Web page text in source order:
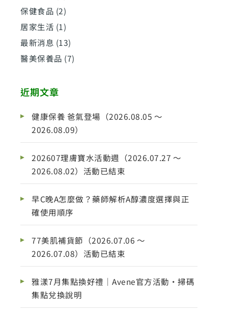
保健食品 (2)
居家生活 (1)
最新消息 (13)
醫美保養品 (7)
近期文章
健康保養 爸氣登場（2026.08.05 ～
2026.08.09）
202607理膚寶水活動週（2026.07.27 ～
2026.08.02）活動已結束
早C晚A怎麼做？藥師解析A醇濃度選擇與正
確使用順序
77美肌補貨節（2026.07.06 ～
2026.07.08）活動已結束
雅漾7月集點換好禮｜Avene官方活動・掃碼
集點兌換說明